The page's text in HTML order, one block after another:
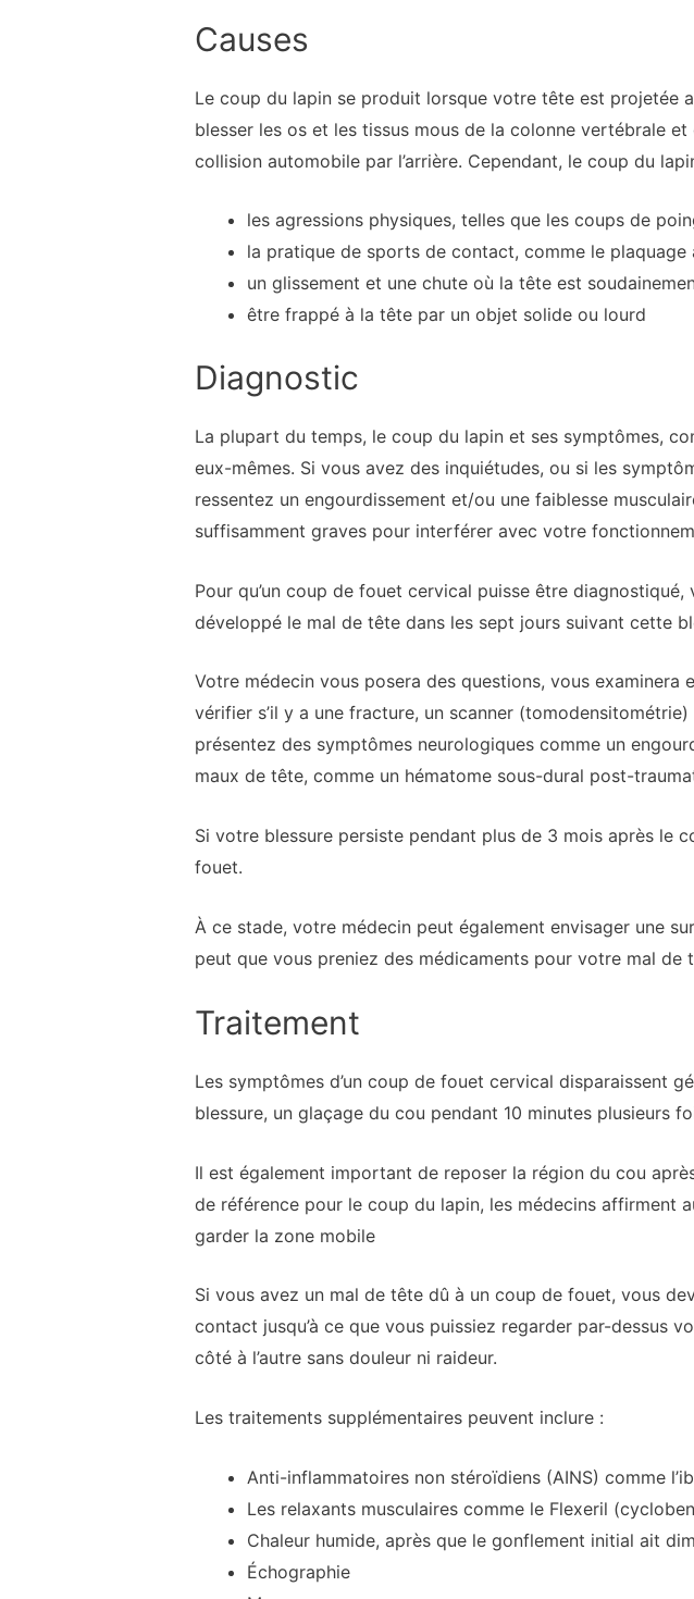
Causes
Le coup du lapin se produit lorsque votre tête est projetée
blesser les os et les tissus mous de la colonne vertébrale
collision automobile par l’arrière. Cependant, le coup du
les agressions physiques, telles que les coups de
la pratique de sports de contact, comme le plaquage
un glissement et une chute où la tête est
être frappé à la tête par un objet solide ou lourd
Diagnostic
La plupart du temps, le coup du lapin et ses symptômes,
eux-mêmes. Si vous avez des inquiétudes, ou si les
ressentez un engourdissement et/ou une faiblesse
suffisamment graves pour interférer avec votre
Pour qu’un coup de fouet cervical puisse être
développé le mal de tête dans les sept jours suivant cette
Votre médecin vous posera des questions, vous
vérifier s’il y a une fracture, un scanner
présentez des symptômes neurologiques comme un
maux de tête, comme un hématome sous-dural post-
Si votre blessure persiste pendant plus de 3 mois après le
fouet.
À ce stade, votre médecin peut également envisager une
peut que vous preniez des médicaments pour votre mal
Traitement
Les symptômes d’un coup de fouet cervical disparaissent
blessure, un glaçage du cou pendant 10 minutes plusieurs
Il est également important de reposer la région du cou
de référence pour le coup du lapin, les médecins affirment
garder la zone mobile
Si vous avez un mal de tête dû à un coup de fouet, vous
contact jusqu’à ce que vous puissiez regarder par-dessus
côté à l’autre sans douleur ni raideur.
Les traitements supplémentaires peuvent inclure :
Anti-inflammatoires non stéroïdiens (AINS) comme
Les relaxants musculaires comme le Flexeril
Chaleur humide, après que le gonflement initial ait
Échographie